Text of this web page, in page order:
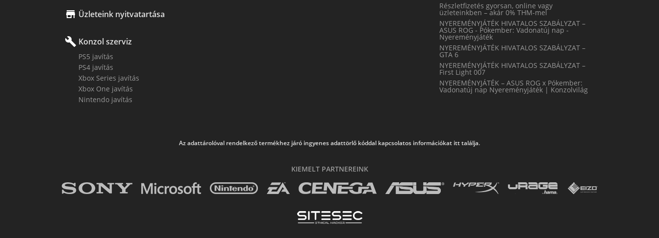
 Üzleteink nyitvatartása
build Konzol szerviz
PS5 javítás
PS4 javítás
Xbox Series javítás
Xbox One javítás
Nintendo javítás
Részletfizetés gyorsan, online vagy
üzleteinkben – akár 0% THM-mel
NYEREMÉNYJÁTÉK HIVATALOS SZABÁLYZAT –
ASUS ROG - Pókember: Vadonatúj nap -
Nyereményjáték
NYEREMÉNYJÁTÉK HIVATALOS SZABÁLYZAT –
GTA 6
NYEREMÉNYJÁTÉK HIVATALOS SZABÁLYZAT –
First Light 007
NYEREMÉNYJÁTÉK – ASUS ROG x Pókember:
Vadonatúj nap Nyereményjáték | Konzolvilág
Az adattárolóval rendelkező termékhez járó ingyenes adattörlő kóddal kapcsolatos információkat itt találja.
KIEMELT PARTNEREINK